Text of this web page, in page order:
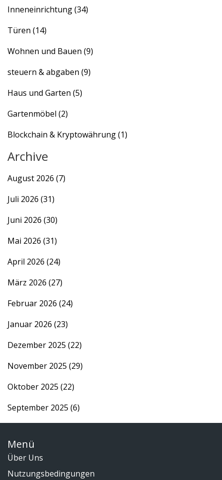
Inneneinrichtung(34)
Türen (14)
Wohnen und Bauen (9)
steuern & abgaben (9)
Haus und Garten (5)
Gartenmöbel (2)
Blockchain & Kryptowährung(1)
Archive
August 2026 (7)
Juli 2026 (31)
Juni 2026 (30)
Mai 2026 (31)
April 2026 (24)
März 2026 (27)
Februar 2026 (24)
Januar 2026 (23)
Dezember 2025 (22)
November 2025 (29)
Oktober 2025 (22)
September 2025 (6)
Menü
Über Uns
Nutzungsbedingungen